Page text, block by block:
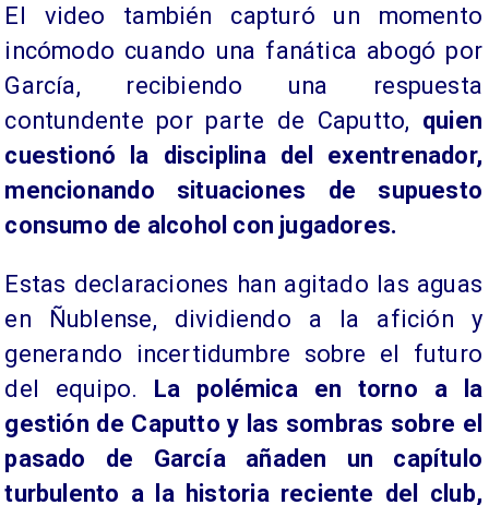
El video también capturó un momento
incómodo cuando una fanática abogó por
García, recibiendo una respuesta
contundente por parte de Caputto, quien
cuestionó la disciplina del exentrenador,
mencionando situaciones de supuesto
consumo de alcohol con jugadores.
Estas declaraciones han agitado las aguas
en Ñublense, dividiendo a la afición y
generando incertidumbre sobre el futuro
del equipo. La polémica en torno a la
gestión de Caputto y las sombras sobre el
pasado de García añaden un capítulo
turbulento a la historia reciente del club,